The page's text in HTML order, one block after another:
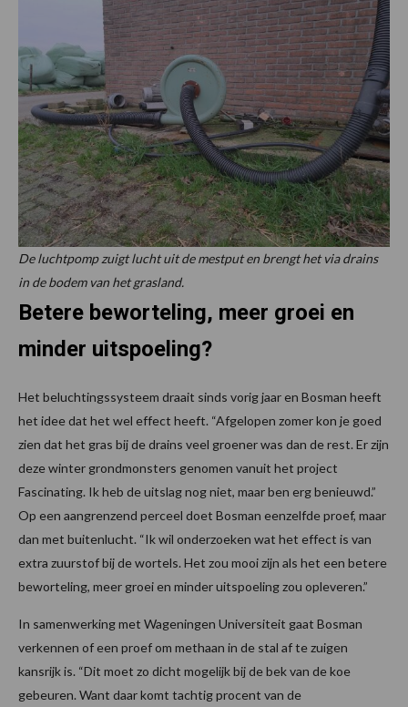
De luchtpomp zuigt lucht uit de mestput en brengt het via drains
in de bodem van het grasland.
Betere beworteling, meer groei en
minder uitspoeling?
Het beluchtingssysteem draait sinds vorig jaar en Bosman heeft
het idee dat het wel effect heeft. “Afgelopen zomer kon je goed
zien dat het gras bij de drains veel groener was dan de rest. Er zijn
deze winter grondmonsters genomen vanuit het project
Fascinating. Ik heb de uitslag nog niet, maar ben erg benieuwd.”
Op een aangrenzend perceel doet Bosman eenzelfde proef, maar
dan met buitenlucht. “Ik wil onderzoeken wat het effect is van
extra zuurstof bij de wortels. Het zou mooi zijn als het een betere
beworteling, meer groei en minder uitspoeling zou opleveren.”
In samenwerking met Wageningen Universiteit gaat Bosman
verkennen of een proef om methaan in de stal af te zuigen
kansrijk is. “Dit moet zo dicht mogelijk bij de bek van de koe
gebeuren. Want daar komt tachtig procent van de